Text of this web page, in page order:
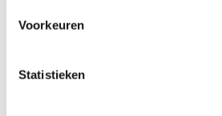
Voorkeuren
Statistieken